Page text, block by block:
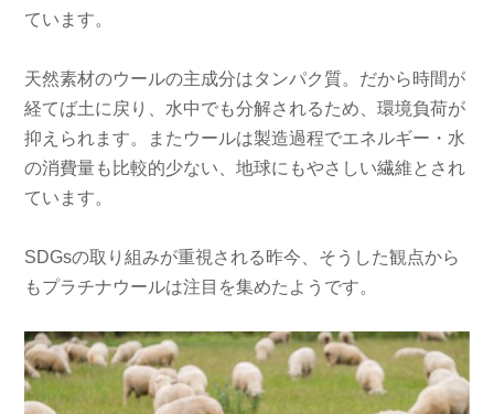
ています。
天然素材のウールの主成分はタンパク質。だから時間が
経てば土に戻り、水中でも分解されるため、環境負荷が
抑えられます。またウールは製造過程でエネルギー・水
の消費量も比較的少ない、地球にもやさしい繊維とされ
ています。
SDGsの取り組みが重視される昨今、そうした観点から
もプラチナウールは注目を集めたようです。